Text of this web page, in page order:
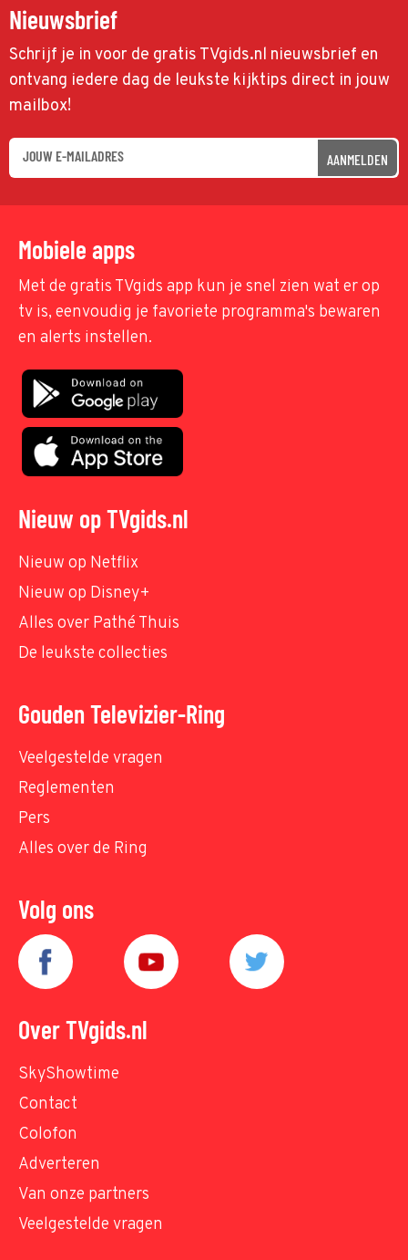
Nieuwsbrief
Schrijf je in voor de gratis TVgids.nl nieuwsbrief en
ontvang iedere dag de leukste kijktips direct in jouw
mailbox!
AANMELDEN
Mobiele apps
Met de gratis TVgids app kun je snel zien wat er op
tv is, eenvoudig je favoriete programma's bewaren
en alerts instellen.
Nieuw op TVgids.nl
Nieuw op Netflix
Nieuw op Disney+
Alles over Pathé Thuis
De leukste collecties
Gouden Televizier-Ring
Veelgestelde vragen
Reglementen
Pers
Alles over de Ring
Volg ons
Over TVgids.nl
SkyShowtime
Contact
Colofon
Adverteren
Van onze partners
Veelgestelde vragen